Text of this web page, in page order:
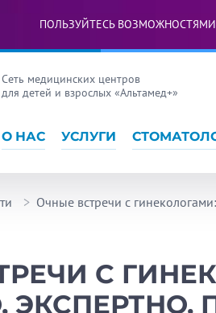
ПОЛЬЗУЙТЕСЬ
Сеть медицинских центров
для детей и взрослых «Альтамед+»
О НАС УСЛУГИ
Очные встречи с
С
ЭКСПЕРТНО,